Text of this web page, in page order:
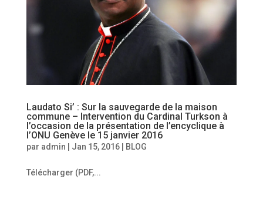
Laudato Si’ : Sur la sauvegarde de la maison
commune – Intervention du Cardinal Turkson à
l’occasion de la présentation de l’encyclique à
l’ONU Genève le 15 janvier 2016
par admin Jan 15, 2016| BLOG
Télécharger (PDF,...